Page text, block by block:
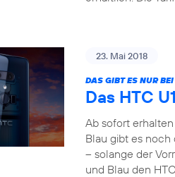
23. Mai 2018
DAS GIBT ES NUR BEI
Das HTC
Ab sofort erhalten
Blau gibt es noch
– solange der
und Blau den